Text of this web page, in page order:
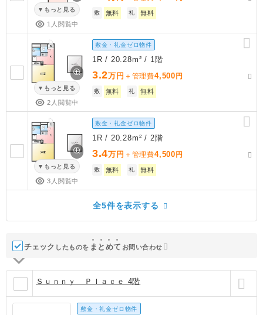
もっと見る
1人閲覧中
敷 無料 礼 無料
もっと見る
2人閲覧中
敷金・礼金ゼロ物件
1R / 20.28m² / 1階
3.2万円 ＋管理費4,500 円
敷 無料 礼 無料
もっと見る
3人閲覧中
敷金・礼金ゼロ物件
1R / 20.28m² / 2階
3.4万円 ＋管理費4,500 円
敷 無料 礼 無料
全5件を表示する
チェック したものを ま と めて お問い合わせ
Ｓｕｎｎｙ Ｐｌａｃｅ 4階
敷金・礼金ゼロ物件